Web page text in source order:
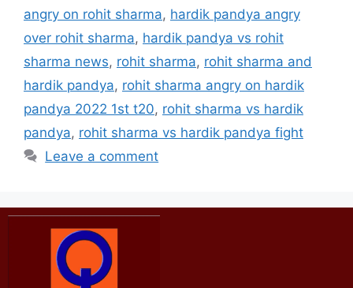
angry on rohit sharma, hardik pandya angry
over rohit sharma, hardik pandya vs rohit
sharma news, rohit sharma, rohit sharma and
hardik pandya, rohit sharma angry on hardik
pandya 2022 1st t20, rohit sharma vs hardik
pandya, rohit sharma vs hardik pandya fight
Leave a comment